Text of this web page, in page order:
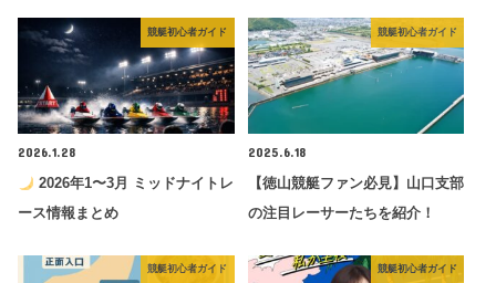
競艇初心者ガイド
2026.1.28
2026年1〜3月 ミッドナイトレ
ース情報まとめ
競艇初心者ガイド
2025.6.18
【徳山競艇ファン必見】山口支部
の注目レーサーたちを紹介！
競艇初心者ガイド 競艇初心者ガイド